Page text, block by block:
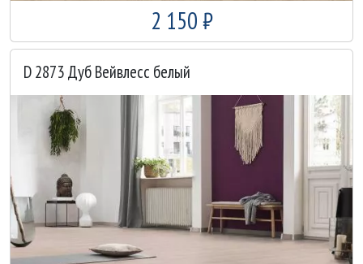
2 150 ₽
D 2873 Дуб Вейвлесс белый